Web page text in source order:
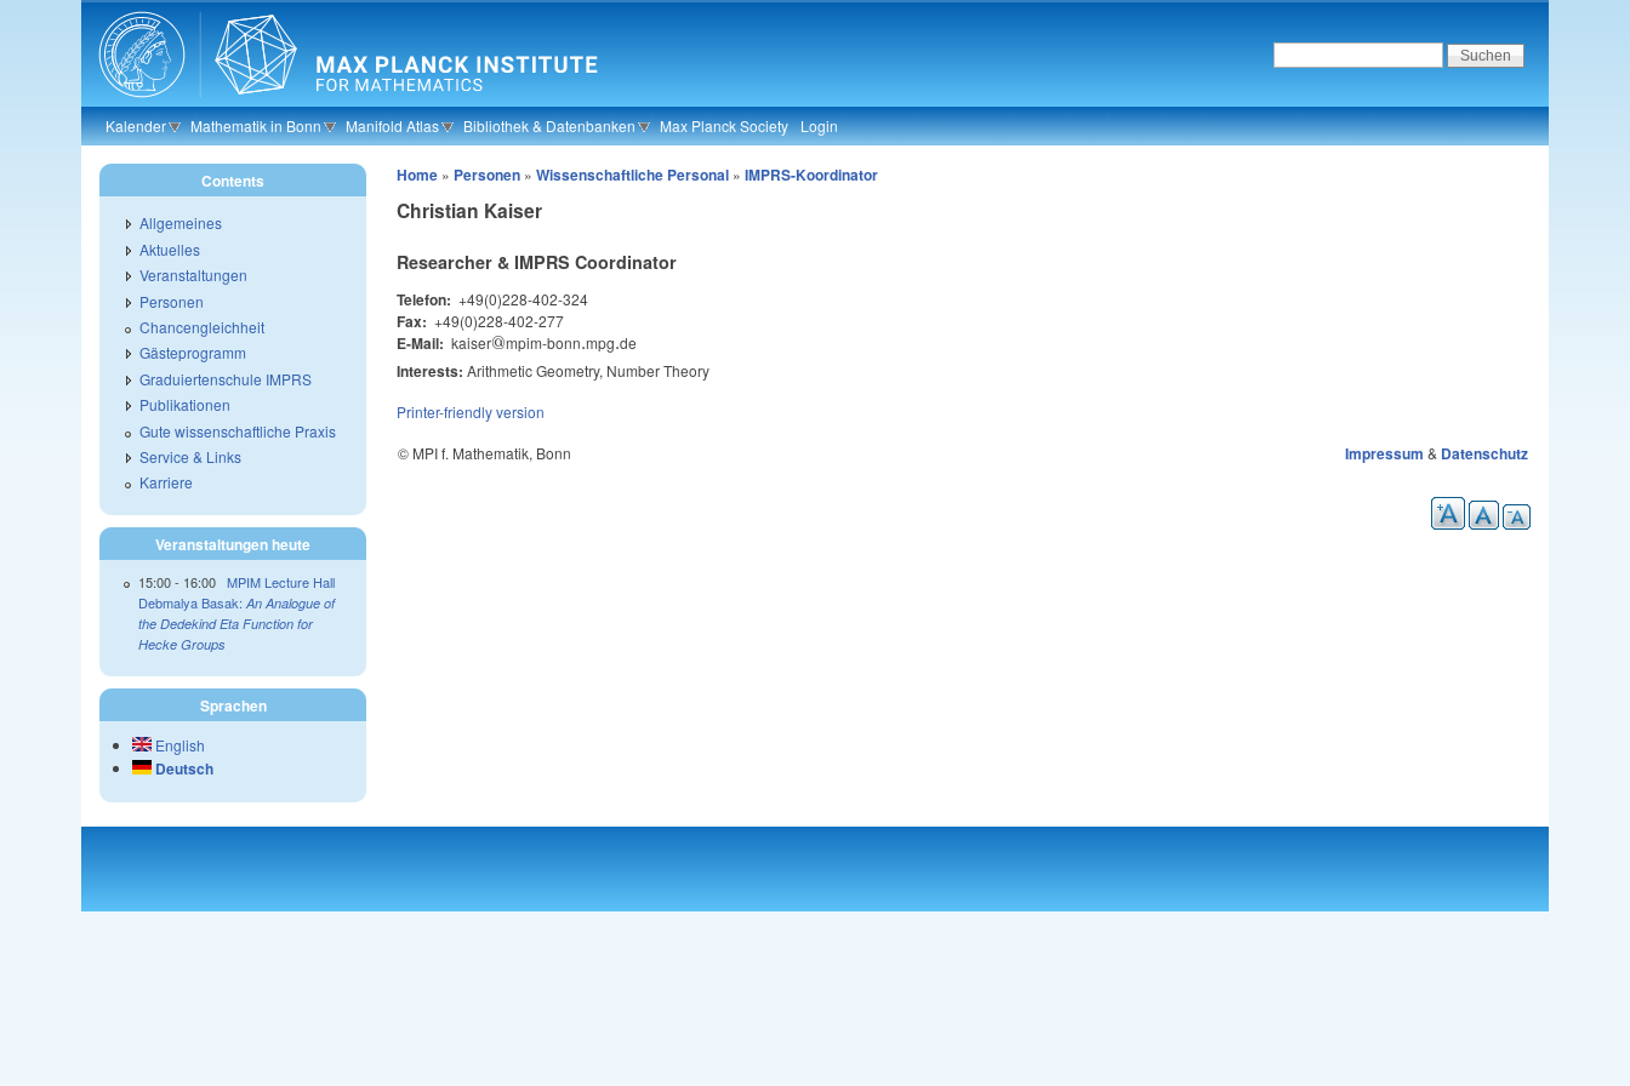
Kalender Mathematik in Bonn Manifold Atlas Bibliothek & Datenbanken Max Planck Society Login
Home » Personen »Wissenschaftliche Personal »IMPRS-Koordinator
Christian Kaiser
Researcher & IMPRS Coordinator
Telefon: +49(0)228-402-324
Fax: +49(0)228-402-277
E-Mail: kaiser@
@mpim-bonn..mpg..de
Interests: Arithmetic Geometry, Number Theory
Printer-friendly version
© MPI f. Mathematik, Bonn
Impressum & Datenschutz
Contents
Allgemeines
Aktuelles
Veranstaltungen
Personen
Chancengleichheit
Gästeprogramm
Graduiertenschule IMPRS
Publikationen
Gute wissenschaftliche Praxis
Service & Links
Karriere
Veranstaltungen heute
15:00- 16:00 MPIM Lecture Hall
Debmalya Basak: An Analogue of
the Dedekind Eta Function for
Hecke Groups
Sprachen
English
Deutsch